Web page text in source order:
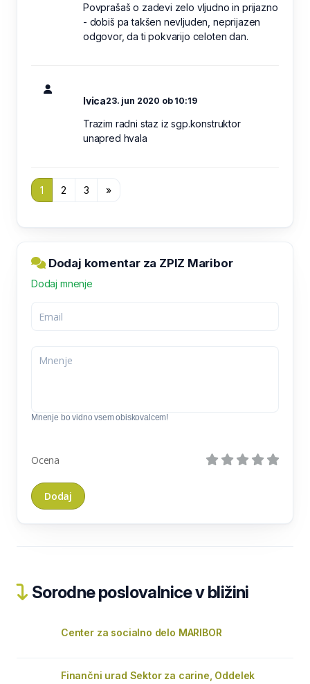
Povprašaš o zadevi zelo vljudno in prijazno
- dobiš pa takšen nevljuden, neprijazen
odgovor, da ti pokvarijo celoten dan.
Ivica23. jun 2020 ob 10:19
Trazim radni staz iz sgp.konstruktor
unapred hvala
1 2 3 »
Dodaj komentar za ZPIZ Maribor
Dodaj mnenje
Mnenje bo vidno vsem obiskovalcem!
Ocena
Sorodne poslovalnice v bližini
Center za socialno delo MARIBOR
Finančni urad Sektor za carine, Oddelek